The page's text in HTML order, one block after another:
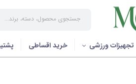
تجهیزات ورزشی خرید اقساطی